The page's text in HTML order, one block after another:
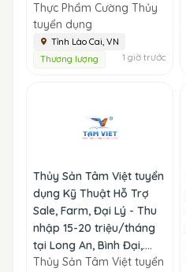
Thực Phẩm Cường Thủy
tuyển dụng
Tỉnh Lào Cai, VN
Thương lượng
1 giờ trước
Thủy Sản Tâm Việt tuyển
dụng Kỹ Thuật Hỗ Trợ
Sale, Farm, Đại Lý - Thu
nhập 15-20 triệu/tháng
tại Long An, Bình Đại,....
Thủy Sản Tâm Việt tuyển